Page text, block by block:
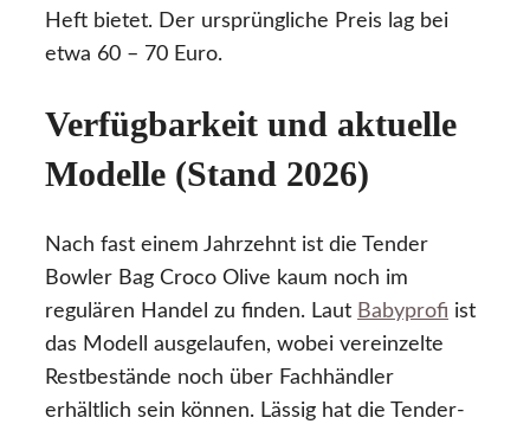
Heft bietet. Der ursprüngliche Preis lag bei
etwa 60 – 70 Euro.
Verfügbarkeit und aktuelle
Modelle (Stand 2026)
Nach fast einem Jahrzehnt ist die Tender
Bowler Bag Croco Olive kaum noch im
regulären Handel zu finden. Laut Babyprofi ist
das Modell ausgelaufen, wobei vereinzelte
Restbestände noch über Fachhändler
erhältlich sein können. Lässig hat die Tender-